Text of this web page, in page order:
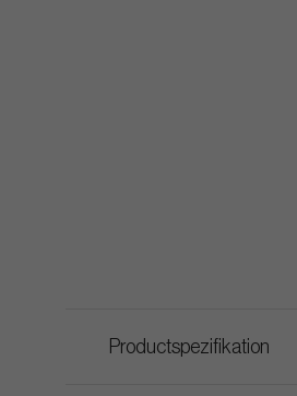
Productspezifikation